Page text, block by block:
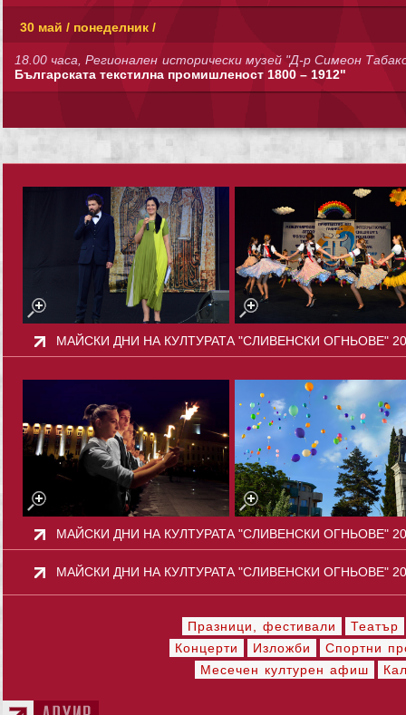
30 май / понеделник /
18.00 часа, Регионален исторически музей "Д-р Симеон
Българската текстилна промишленост 1800 – 1912"
МАЙСКИ ДНИ НА КУЛТУРАТА "СЛИВЕНСКИ ОГНЬОВЕ"
МАЙСКИ ДНИ НА КУЛТУРАТА "СЛИВЕНСКИ ОГНЬОВЕ"
МАЙСКИ ДНИ НА КУЛТУРАТА "СЛИВЕНСКИ ОГНЬОВЕ"
Празници, фестивали
Театър
Концерти
Изложби
Спортни
Месечен културен афиш